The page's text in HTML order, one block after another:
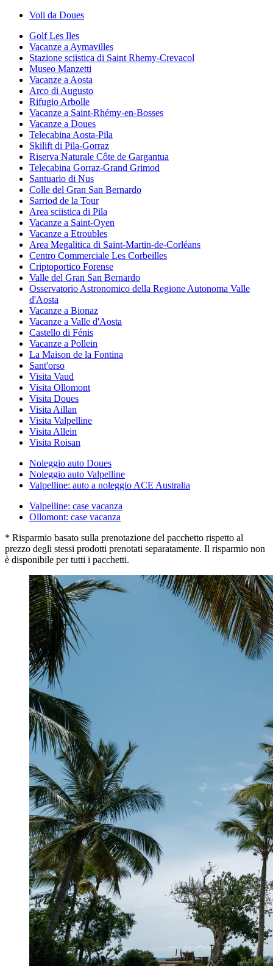
Voli da Doues
Golf Les Iles
Vacanze a Aymavilles
Stazione sciistica di Saint Rhemy-Crevacol
Museo Manzetti
Vacanze a Aosta
Arco di Augusto
Rifugio Arbolle
Vacanze a Saint-Rhémy-en-Bosses
Vacanze a Doues
Telecabina Aosta-Pila
Skilift di Pila-Gorraz
Riserva Naturale Côte de Gargantua
Telecabina Gorraz-Grand Grimod
Santuario di Nus
Colle del Gran San Bernardo
Sarriod de la Tour
Area sciistica di Pila
Vacanze a Saint-Oyen
Vacanze a Etroubles
Area Megalitica di Saint-Martin-de-Corléans
Centro Commerciale Les Corbeilles
Criptoportico Forense
Valle del Gran San Bernardo
Osservatorio Astronomico della Regione Autonoma Valle
d'Aosta
Vacanze a Bionaz
Vacanze a Valle d'Aosta
Castello di Fénis
Vacanze a Pollein
La Maison de la Fontina
Sant'orso
Visita Vaud
Visita Ollomont
Visita Doues
Visita Aillan
Visita Valpelline
Visita Allein
Visita Roisan
Noleggio auto Doues
Noleggio auto Valpelline
Valpelline: auto a noleggio ACE Australia
Valpelline: case vacanza
Ollomont: case vacanza
* Risparmio basato sulla prenotazione del pacchetto rispetto al
prezzo degli stessi prodotti prenotati separatamente. Il risparmio non
è disponibile per tutti i pacchetti.